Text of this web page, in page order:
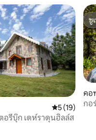
คะแนนเฉลี่ย
5 (19)
อรี่บุ๊ก เดห์ราดุนฮิลล์ส
ซู
ซู
คอ
กอ